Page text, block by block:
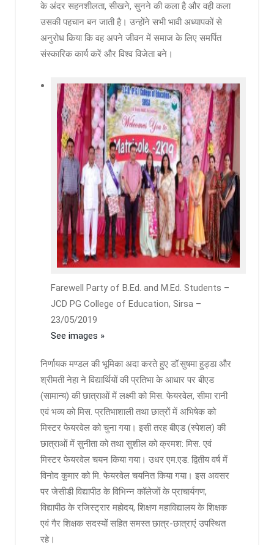
के अंदर सहनशीलता, सीखने, सुनने की कला है और वही कला
उसकी पहचान बन जाती है। उन्होंने सभी भावी अध्यापकों से
अनुरोध किया कि वह अपने जीवन में समाज के लिए समर्पित
संस्कारिक कार्य करें और विश्व विजेता बने।
Farewell Party of B.Ed. and M.Ed. Students –
JCD PG College of Education, Sirsa –
23/05/2019
See images »
निर्णायक मण्डल की भूमिका अदा करते हुए डॉ.सुषमा हुड्डा और
श्रीमती नेहा ने विद्यार्थियों की प्रतिभा के आधार पर बीएड
(सामान्य) की छात्राओं में लक्ष्मी को मिस. फेयरवेल, सीमा रानी
एवं भव्य को मिस. प्रतिभाशाली तथा छात्रों में अभिषेक को
मिस्टर फेयरवेल को चुना गया। इसी तरह बीएड (स्पेशल) की
छात्राओं में सुनीता को तथा सुशील को क्रमश: मिस. एवं
मिस्टर फेयरवेल चयन किया गया। उधर एम.एड. द्वितीय वर्ष में
विनोद कुमार को मि. फेयरवेल चयनित किया गया। इस अवसर
पर जेसीडी विद्यापीठ के विभिन्न कॉलेजों के प्राचार्यगण,
विद्यापीठ के रजिस्ट्रार महोदय, शिक्षण महाविद्यालय के शिक्षक
एवं गैर शिक्षक सदस्यों सहित समस्त छात्र-छात्राएं उपस्थित
रहे।